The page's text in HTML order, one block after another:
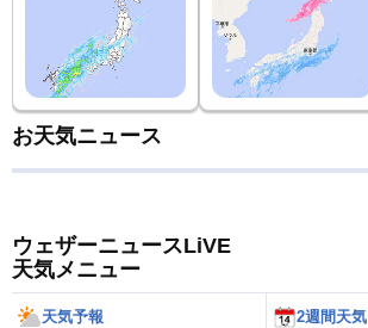
お天気ニュース
ウェザーニュースLiVE
天気メニュー
天気予報 2週間天気